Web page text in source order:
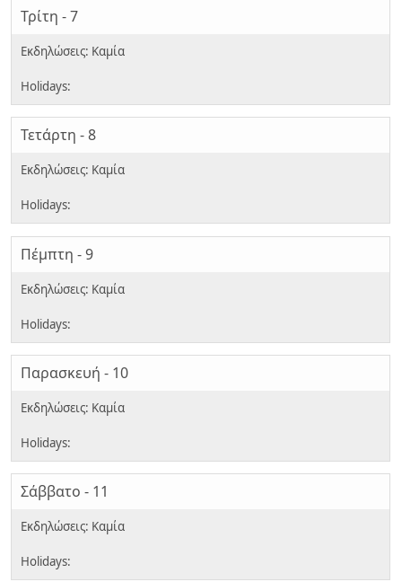
Τρίτη - 7
Τετάρτη - 8
Πέμπτη - 9
Παρασκευή - 10
Σάββατο - 11